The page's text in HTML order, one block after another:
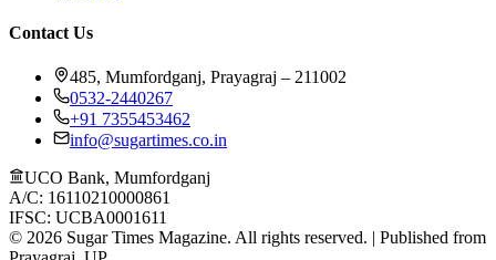
Contact Us
485, Mumfordganj, Prayagraj – 211002
0532-2440267
+91 7355453462
info@sugartimes.co.in
UCO Bank, Mumfordganj
A/C: 16110210000861
IFSC: UCBA0001611
© 2026 Sugar Times Magazine. All rights reserved. | Published from